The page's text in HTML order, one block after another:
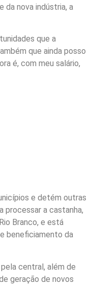
da nova indústria, a
que a
que ainda posso
é, com meu salário,
e detém outras
processar a castanha,
Branco, e está
beneficiamento da
central, além de
geração de novos